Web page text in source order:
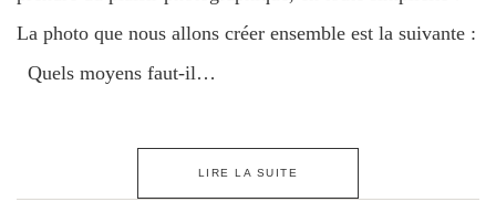
La photo que nous allons créer ensemble est la suivante :
Quels moyens faut-il…
LIRE LA SUITE